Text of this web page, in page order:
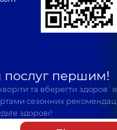
послуг першим!
та вберегти
сезонних
здорові!